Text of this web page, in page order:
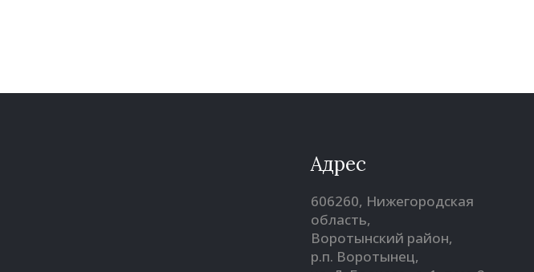
Адрес
606260, Нижегородская
область,
Воротынский район,
р.п. Воротынец,